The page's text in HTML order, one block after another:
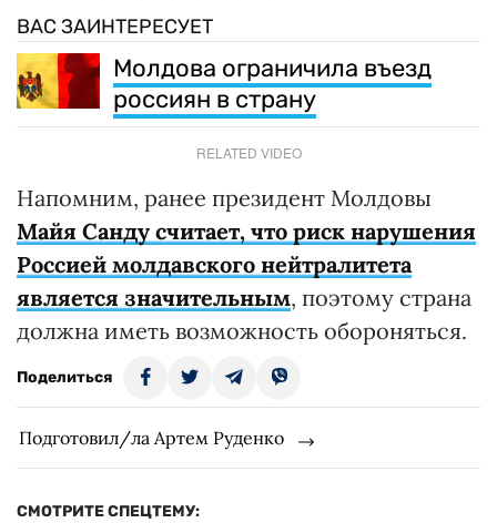
ВАС ЗАИНТЕРЕСУЕТ
Молдова ограничила въезд
россиян в страну
RELATED VIDEO
Напомним, ранее президент Молдовы
Майя Санду считает, что риск нарушения
Россией молдавского нейтралитета
является значительным, поэтому страна
должна иметь возможность обороняться.
Поделиться
Подготовил/ла Артем Руденко
СМОТРИТЕ СПЕЦТЕМУ: